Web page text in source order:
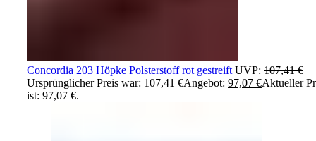
Concordia 203 Höpke Polsterstoff rot gestreift UVP: 107,41€
Ursprünglicher Preis war: 107,41 €Angebot: 97,07 €Aktueller
ist: 97,07 €.